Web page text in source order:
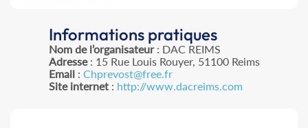
Informations pratiques
Nom de l’organisateur: DAC REIMS
Adresse: 15 Rue Louis Rouyer, 51100 Reims
Email: Chprevost@free.fr
Site internet: http://www.dacreims.com